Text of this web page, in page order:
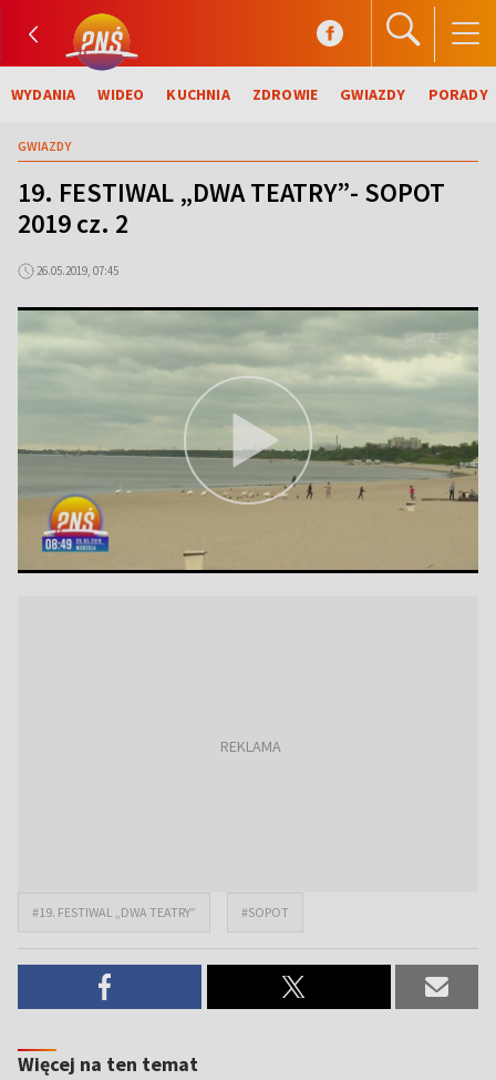
WYDANIA WIDEO KUCHNIA ZDROWIE GWIAZDY PORADY
GWIAZDY
19. FESTIWAL „DWA TEATRY”- SOPOT
2019 cz. 2
26.05.2019, 07:45
#19. FESTIWAL „DWA TEATRY” #SOPOT
Więcej na ten temat